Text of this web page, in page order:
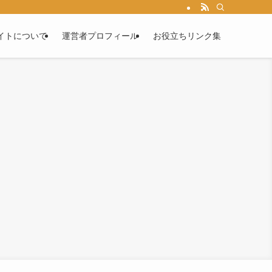
トについて 運営者プロフィール お役立ちリンク集